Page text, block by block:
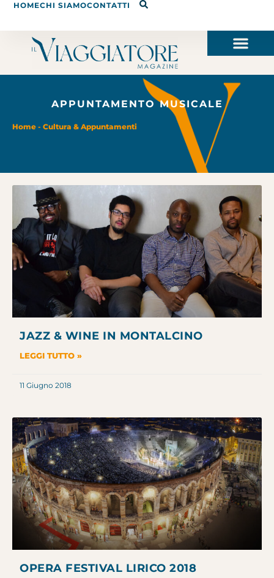
HOMECHI SIAMOCONTATTI
APPUNTAMENTO MUSICALE
Home - Cultura & Appuntamenti
JAZZ & WINE IN MONTALCINO
LEGGI TUTTO »
11 Giugno 2018
OPERA FESTIVAL LIRICO 2018